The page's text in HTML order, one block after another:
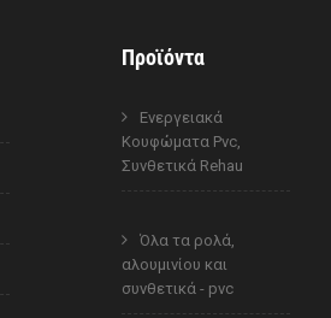
Προϊόντα
Ενεργειακά
Κουφώματα Pvc,
Συνθετικά Rehau
Όλα τα ρολά,
αλουμινίου και
συνθετικά - pvc